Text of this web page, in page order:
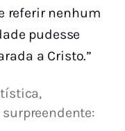
referir nenhum
pudesse
a Cristo.”